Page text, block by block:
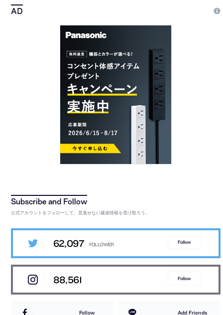
公式アカウントをフォローして、見逃せない建築情報を受け取ろう。
62,097 Follow
88,561 Follow
Follow Add Friends